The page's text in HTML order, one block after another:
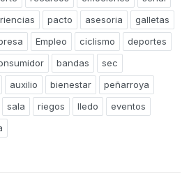
pacto asesoria
galletas
Empleo ciclismo
deportes
bandas
sec
auxilio bienestar
peñarroya
sala riegos lledo
eventos